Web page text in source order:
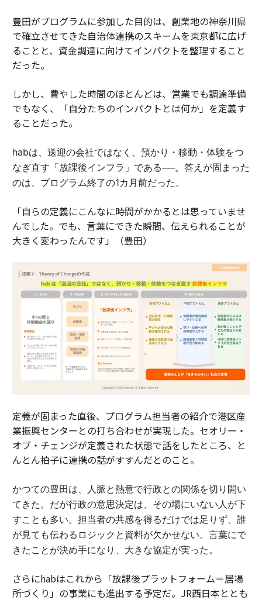
豊田がプログラムに参加した目的は、創業地の神奈川県
で確立させてきた自治体連携のスキームを東京都に広げ
ることと、資金調達に向けてインパクトを整理すること
だった。
しかし、費やした時間のほとんどは、営業でも調達準備
でもなく、「自分たちのインパクトとは何か」を定義す
ることだった。
habは、送迎の会社ではなく、預かり・移動・体験をつ
なぎ直す「放課後インフラ」である──。答えが固まった
のは、プログラム終了の1カ月前だった。
「自らの定義にこんなに時間がかかるとは思っていませ
んでした。でも、言葉にできた瞬間、伝えられることが
大きく変わったんです」（豊田）
定義が固まった直後、プログラム担当者の紹介で港区産
業振興センターとの打ち合わせが実現した。セオリー・
オブ・チェンジが定義された状態で話をしたところ、と
んとん拍子に連携の話がすすんだとのこと。
かつての豊田は、人脈と熱意で行政との関係を切り開い
てきた。 だが行政の意思決定は、その場にいない人が下
すことも多い。担当者の共感を得るだけでは足りず、誰
が見ても伝わるロジックと資料が欠かせない。 言葉にで
きたことが決め手になり、大きな協定が実った。
さらにhabはこれから「放課後プラットフォーム＝居場
所づくり」の事業にも進出する予定だ。JR西日本ととも